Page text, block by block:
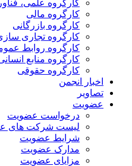
کارگروه علمی،
کارگروه مالی
کارگروه بازرگانی
کارگروه تجاری
کارگروه روابط
کارگروه منابع
کارگروه حقوقی
اخبار انجمن
تصاویر
عضویت
درخواست عضویت
لیست شرکت های
شرایط عضویت
مدارک عضویت
مزایای عضویت